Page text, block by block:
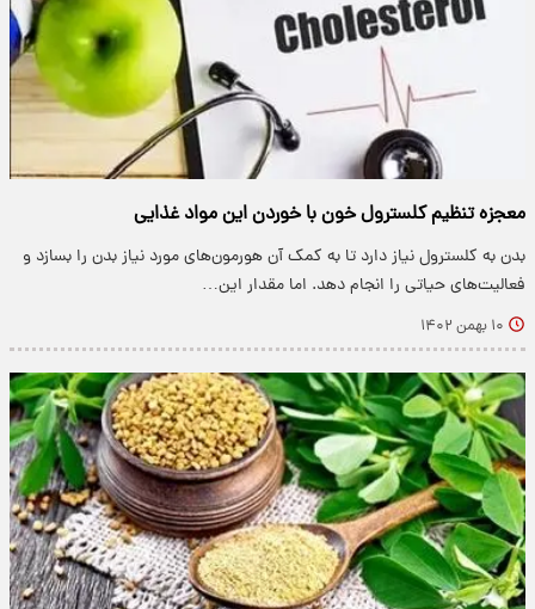
معجزه تنظیم کلسترول خون با خوردن این مواد غذایی
بدن به کلسترول نیاز دارد تا به کمک آن هورمون‌های مورد نیاز بدن را بسازد و
فعالیت‌های حیاتی را انجام دهد. اما مقدار این…
۱۰ بهمن ۱۴۰۲